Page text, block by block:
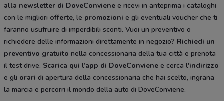
alla newsletter di DoveConviene e ricevi in anteprima i cataloghi
con le migliori offerte, le promozioni e gli eventuali voucher che ti
faranno usufruire di imperdibili sconti. Vuoi un preventivo o
richiedere delle informazioni direttamente in negozio? Richiedi un
preventivo gratuito nella concessionaria della tua città e prenota
il test drive. Scarica qui l’app di DoveConviene e cerca l'indirizzo
e gli orari di apertura della concessionaria che hai scelto, ingrana
la marcia e percorri il mondo della auto di DoveConviene.